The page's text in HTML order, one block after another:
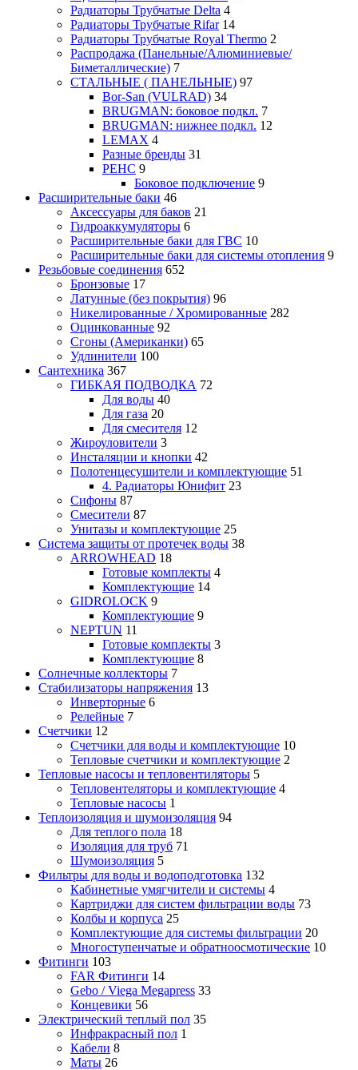
Радиаторы Трубчатые Delta 4
Радиаторы Трубчатые Rifar 14
Радиаторы Трубчатые Royal Thermo 2
Распродажа (Панельные/Алюминиевые/
Биметаллические) 7
СТАЛЬНЫЕ ( ПАНЕЛЬНЫЕ) 97
Bor-San (VULRAD) 34
BRUGMAN: боковое подкл. 7
BRUGMAN: нижнее подкл. 12
LEMAX 4
Разные бренды 31
РЕНС 9
Боковое подключение 9
Расширительные баки 46
Аксессуары для баков 21
Гидроаккумуляторы 6
Расширительные баки для ГВС 10
Расширительные баки для системы отопления 9
Резьбовые соединения 652
Бронзовые 17
Латунные (без покрытия) 96
Никелированные / Хромированные 282
Оцинкованные 92
Сгоны (Американки) 65
Удлинители 100
Сантехника 367
ГИБКАЯ ПОДВОДКА 72
Для воды 40
Для газа 20
Для смесителя 12
Жироуловители 3
Инсталяции и кнопки 42
Полотенцесушители и комплектующие 51
4. Радиаторы Юнифит 23
Сифоны 87
Смесители 87
Унитазы и комплектующие 25
Система защиты от протечек воды 38
ARROWHEAD 18
Готовые комплекты 4
Комплектующие 14
GIDROLOCK 9
Комплектующие 9
NEPTUN 11
Готовые комплекты 3
Комплектующие 8
Солнечные коллекторы 7
Стабилизаторы напряжения 13
Инверторные 6
Релейные 7
Счетчики 12
Счетчики для воды и комплектующие 10
Тепловые счетчики и комплектующие 2
Тепловые насосы и тепловентиляторы 5
Тепловентеляторы и комплектующие 4
Тепловые насосы 1
Теплоизоляция и шумоизоляция 94
Для теплого пола 18
Изоляция для труб 71
Шумоизоляция 5
Фильтры для воды и водоподготовка 132
Кабинетные умягчители и системы 4
Картриджи для систем фильтрации воды 73
Колбы и корпуса 25
Комплектующие для системы фильтрации 20
Многоступенчатые и обратноосмотические 10
Фитинги 103
FAR Фитинги 14
Gebo / Viega Megapress 33
Концевики 56
Электрический теплый пол 35
Инфракрасный пол 1
Кабели 8
Маты 26